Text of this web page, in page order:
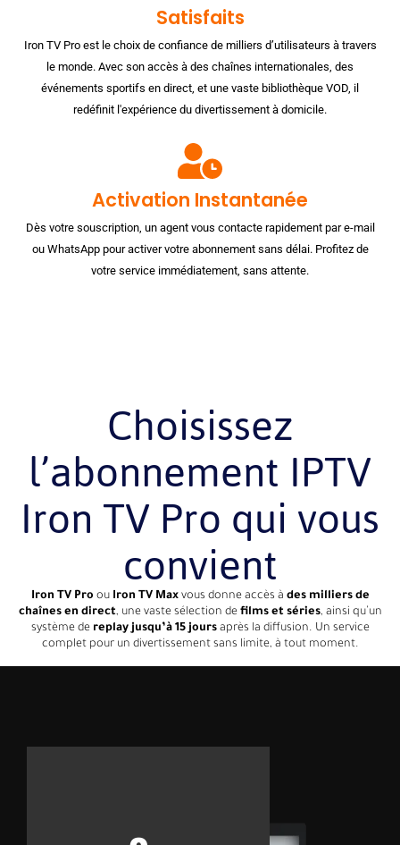
Satisfaits
Iron TV Pro est le choix de confiance de milliers d’utilisateurs à travers
le monde. Avec son accès à des chaînes internationales, des
événements sportifs en direct, et une vaste bibliothèque VOD, il
redéfinit l'expérience du divertissement à domicile.
Activation Instantanée
Dès votre souscription, un agent vous contacte rapidement par e-mail
ou WhatsApp pour activer votre abonnement sans délai. Profitez de
votre service immédiatement, sans attente.
Choisissez
l’abonnement IPTV
Iron TV Pro qui vous
convient
Iron TV Pro ou Iron TV Maxvous donne accès à des milliers de
chaînes en direct, une vaste sélection de films et séries, ainsi qu’un
système de replay jusqu’à 15 joursaprès la diffusion. Un service
complet pour un divertissement sans limite, à tout moment.